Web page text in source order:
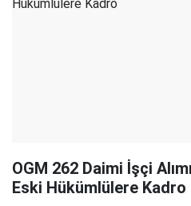
OGM 262 Daimi İşçi
Eski Hükümlülere Kadro